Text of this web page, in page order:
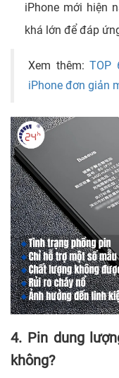
iPhone mới hiện
khá lớn để đáp
Xem thêm:TOP
iPhone đơn giản
4. Pin dung
không?